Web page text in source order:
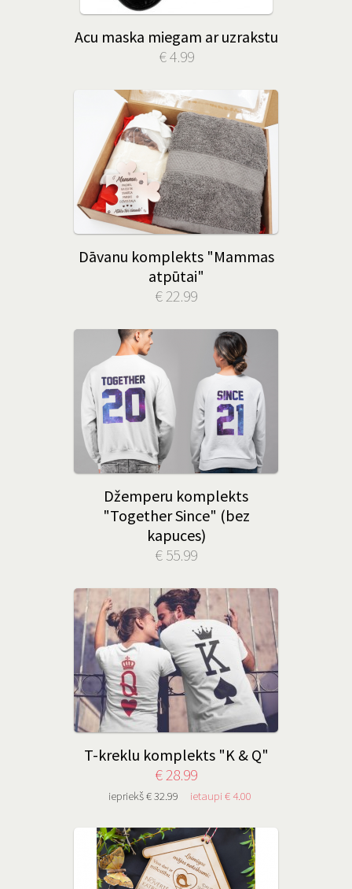
Acu maska miegam ar uzrakstu
€ 4.99
Dāvanu komplekts "Mammas
atpūtai"
€ 22.99
Džemperu komplekts
"Together Since" (bez
kapuces)
€ 55.99
T-kreklu komplekts "K & Q"
€ 28.99
iepriekš € 32.99 ietaupi € 4.00